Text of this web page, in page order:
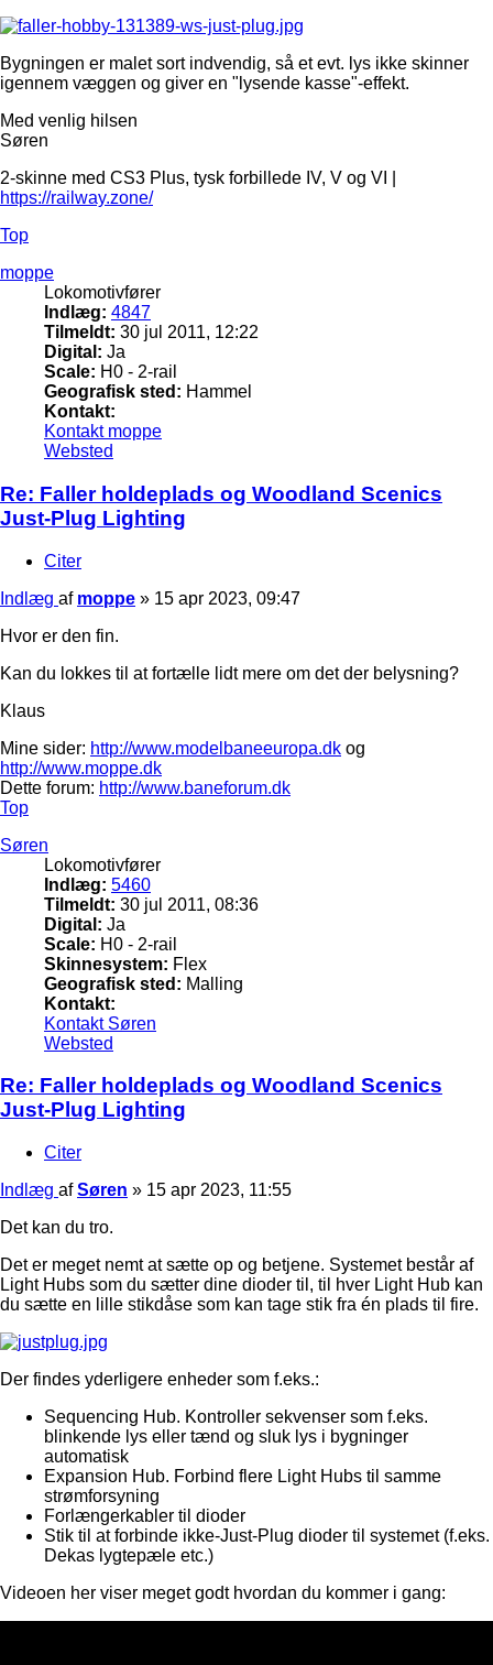
Bygningen er malet sort indvendig, så et evt. lys ikke skinner
igennem væggen og giver en "lysende kasse"-effekt.
Med venlig hilsen
Søren
2-skinne med CS3 Plus, tysk forbillede IV, V og VI |
https://railway.zone/
Top
moppe
Lokomotivfører
Indlæg: 4847
Tilmeldt: 30 jul 2011, 12:22
Digital: Ja
Scale: H0 - 2-rail
Geografisk sted: Hammel
Kontakt:
Kontakt moppe
Websted
Re: Faller holdeplads og Woodland Scenics
Just-Plug Lighting
Citer
Indlæg af moppe » 15 apr 2023, 09:47
Hvor er den fin.
Kan du lokkes til at fortælle lidt mere om det der belysning?
Klaus
Mine sider: http://www.modelbaneeuropa.dk og
http://www.moppe.dk
Dette forum: http://www.baneforum.dk
Top
Søren
Lokomotivfører
Indlæg: 5460
Tilmeldt: 30 jul 2011, 08:36
Digital: Ja
Scale: H0 - 2-rail
Skinnesystem: Flex
Geografisk sted: Malling
Kontakt:
Kontakt Søren
Websted
Re: Faller holdeplads og Woodland Scenics
Just-Plug Lighting
Citer
Indlæg afSøren » 15 apr 2023, 11:55
Det kan du tro.
Det er meget nemt at sætte op og betjene. Systemet består af
Light Hubs som du sætter dine dioder til, til hver Light Hub kan
du sætte en lille stikdåse som kan tage stik fra én plads til fire.
Der findes yderligere enheder som f.eks.:
Sequencing Hub. Kontroller sekvenser som f.eks.
blinkende lys eller tænd og sluk lys i bygninger
automatisk
Expansion Hub. Forbind flere Light Hubs til samme
strømforsyning
Forlængerkabler til dioder
Stik til at forbinde ikke-Just-Plug dioder til systemet (f.eks.
Dekas lygtepæle etc.)
Videoen her viser meget godt hvordan du kommer i gang: